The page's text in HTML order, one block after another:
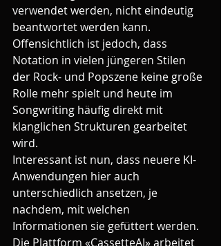
verwendet werden, nicht eindeutig
beantwortet werden kann.
Offensichtlich ist jedoch, dass
Notation in vielen jüngeren Stilen
der Rock- und Popszene keine große
Rolle mehr spielt und heute im
Songwriting häufig direkt mit
klanglichen Strukturen gearbeitet
wird.
Interessant ist nun, dass neuere KI-
Anwendungen hier auch
unterschiedlich ansetzen, je
nachdem, mit welchen
Informationen sie gefüttert werden.
Die Plattform «CassetteAI» arbeitet